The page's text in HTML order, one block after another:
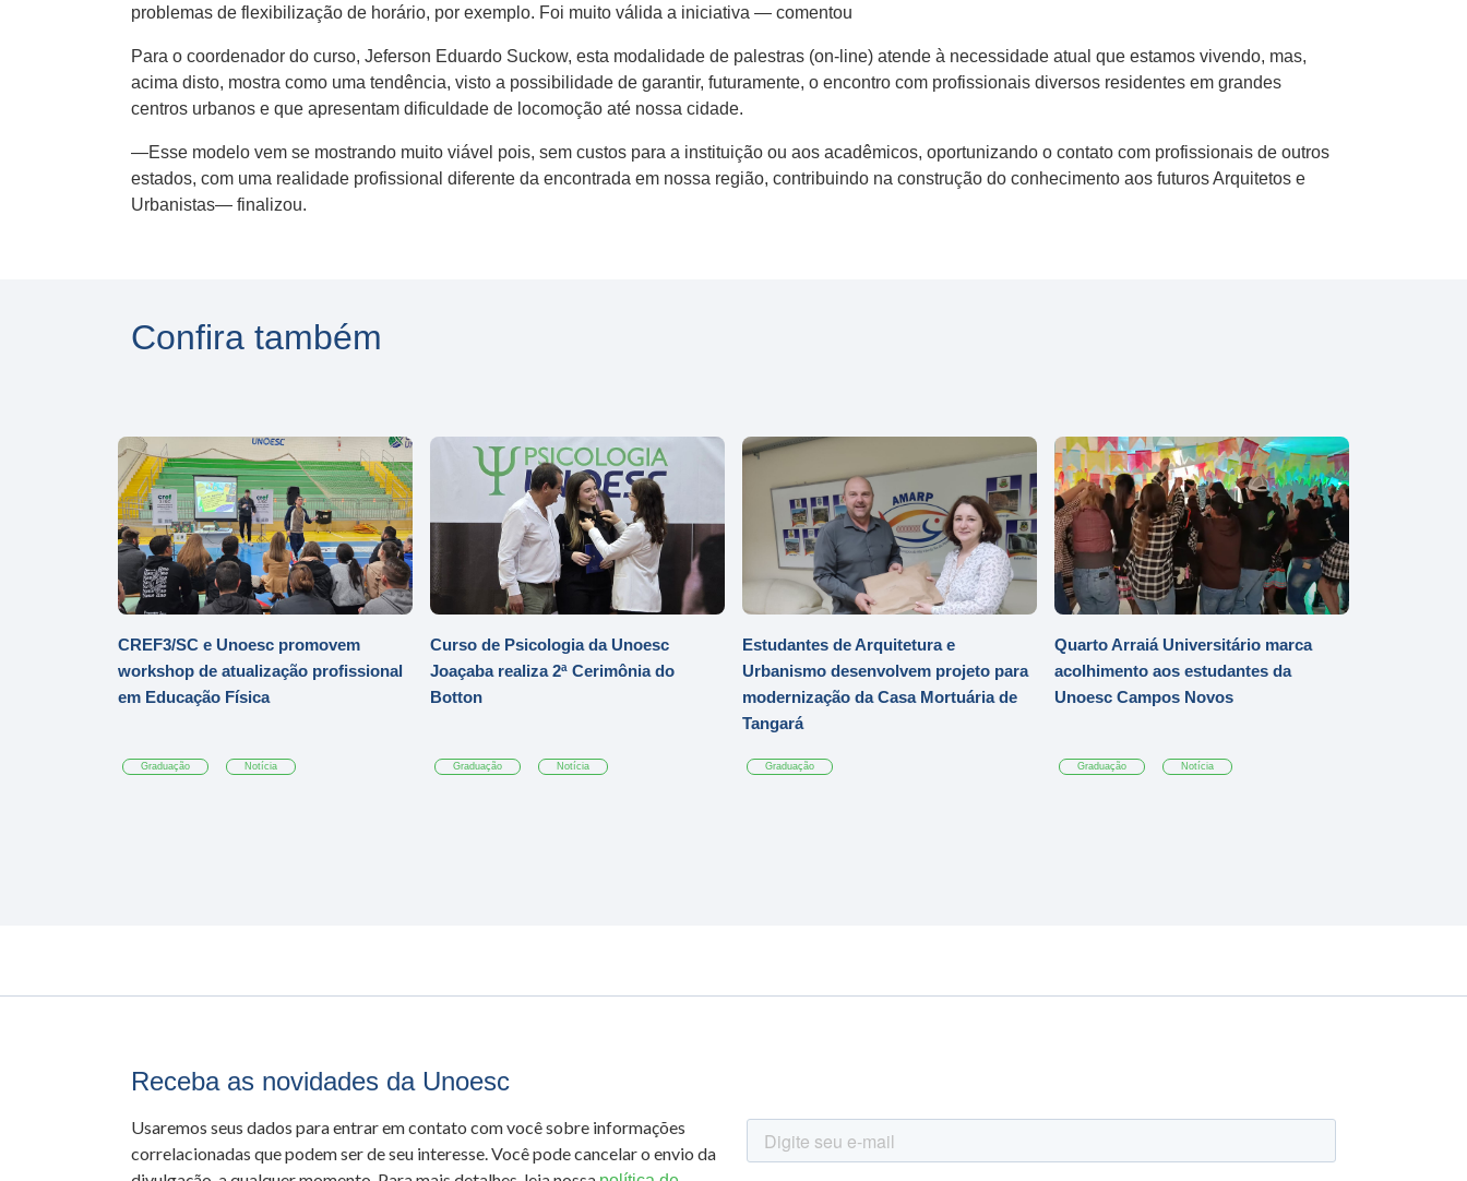
problemas de flexibilização de horário, por exemplo. Foi muito válida a iniciativa — comentou
Para o coordenador do curso, Jeferson Eduardo Suckow, esta modalidade de palestras (on-line) atende à necessidade atual que estamos vivendo, mas,
acima disto, mostra como uma tendência, visto a possibilidade de garantir, futuramente, o encontro com profissionais diversos residentes em grandes
centros urbanos e que apresentam dificuldade de locomoção até nossa cidade.
—Esse modelo vem se mostrando muito viável pois, sem custos para a instituição ou aos acadêmicos, oportunizando o contato com profissionais de outros
estados, com uma realidade profissional diferente da encontrada em nossa região, contribuindo na construção do conhecimento aos futuros Arquitetos e
Urbanistas— finalizou.
Confira também
CREF3/SC e Unoesc promovem
workshop de atualização profissional
em Educação Física
Graduação Notícia
Curso de Psicologia da Unoesc
Joaçaba realiza 2ª Cerimônia do
Botton
Graduação Notícia
Estudantes de Arquitetura e
Urbanismo desenvolvem projeto para
modernização da Casa Mortuária de
Tangará
Graduação
Quarto Arraiá Universitário marca
acolhimento aos estudantes da
Unoesc Campos Novos
Graduação Notícia
Receba as novidades da Unoesc
Usaremos seus dados para entrar em contato com você sobre informações
correlacionadas que podem ser de seu interesse. Você pode cancelar o envio da